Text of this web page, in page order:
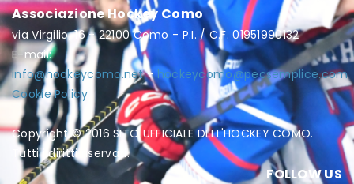
Associazione Hockey Como
via Virgilio, 16 - 22100 Como - P.I. / C.F. 01951990132
E-mail:
info@hockeycomo.net-hockeycomo@pecsemplice.com
Cookie Policy
Copyright © 2016 SITO UFFICIALE DELL'HOCKEY COMO.
Tutti i diritti riservati.
FOLLOW US